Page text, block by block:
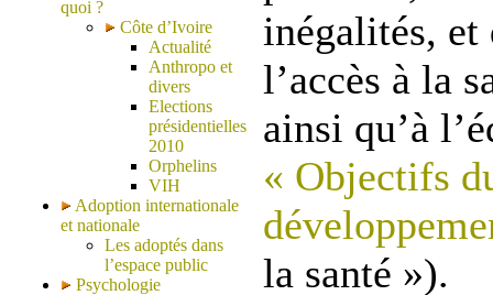
quoi ?
Côte d’Ivoire
Actualité
Anthropo et
divers
Elections
présidentielles
2010
Orphelins
VIH
Adoption internationale
et nationale
Les adoptés dans
l’espace public
Psychologie
inégalités, et
l’accès à la
ainsi qu’à
« Objectifs
la santé »).